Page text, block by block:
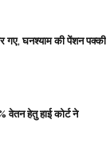
गए, घनश्याम की पेंशन पक्की
वेतन हेतु हाई कोर्ट ने